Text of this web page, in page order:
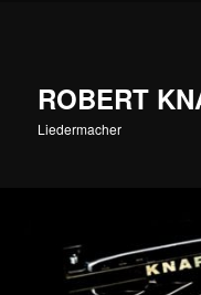
ROBERT
Liedermacher